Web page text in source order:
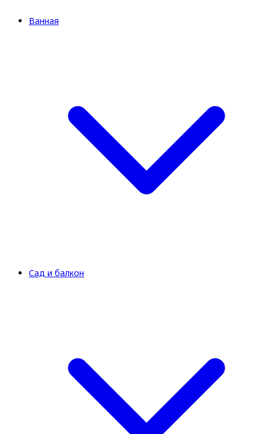
Ванная
Сад и балкон